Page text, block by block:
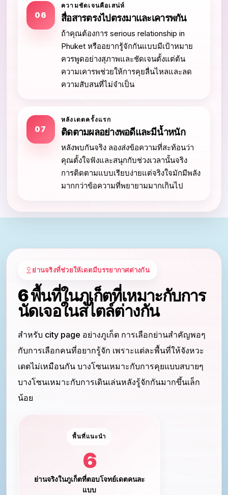
06
ความชัดเจนคือเสน่ห์
สื่อสารตรงไปตรงมาและเคารพกัน
ถ้าคุณต้องการ serious relationship in
Phuket หรืออยากรู้จักกันแบบมีเป้าหมาย
ควรพูดอย่างสุภาพและชัดเจนตั้งแต่ต้น
ความเคารพช่วยให้การคุยลื่นไหลและลด
ความสับสนที่ไม่จำเป็น
07
หลังเดตครั้งแรก
ติดตามผลอย่างพอดีและมีน้ำหนัก
หลังพบกันจริง ลองส่งข้อความที่สะท้อนว่า
คุณตั้งใจฟังและสนุกกับช่วงเวลานั้นจริง
การติดตามแบบเรียบง่ายแต่จริงใจมักมีพลัง
มากกว่าข้อความที่พยายามมากเกินไป
ย่านจริงที่ช่วยให้เดตมีบรรยากาศต่างกัน
6 พื้นที่ในภูเก็ตที่เหมาะกับการ
นัดเจอในสไตล์ต่างกัน
สำหรับ city page อย่างภูเก็ต การเลือกย่านสำคัญพอๆ
กับการเลือกคนที่อยากรู้จัก เพราะแต่ละพื้นที่ให้จังหวะ
เดตไม่เหมือนกัน บางโซนเหมาะกับการคุยแบบสบายๆ
บางโซนเหมาะกับการเดินเล่นหลังรู้จักกันมากขึ้นเล็ก
น้อย
พื้นที่แนะนำ
6
ย่านจริงในภูเก็ตที่ตอบโจทย์เดตคนละ
แบบ